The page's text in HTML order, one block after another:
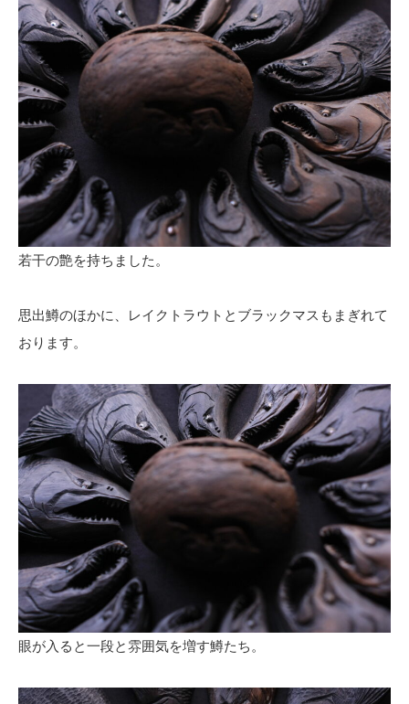
若干の艶を持ちました。
思出鱒のほかに、レイクトラウトとブラックマスもまぎれて
おります。
眼が入ると一段と雰囲気を増す鱒たち。